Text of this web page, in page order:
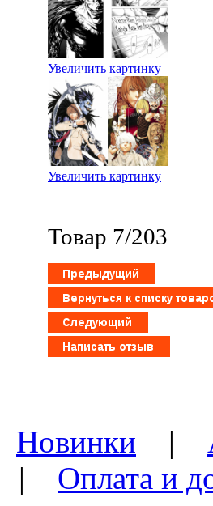
Увеличить картинку
Увеличить картинку
Товар 7/203
Новинки |
| Оплата и